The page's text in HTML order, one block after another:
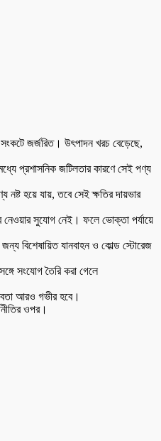
সংকটে জর্জরিত। উৎপাদন খরচ বেড়েছে,
প্রশাসনিক জটিলতার কারণে সেই পণ্য
হয়ে যায়, তবে সেই ক্ষতির দায়ভার
নেওয়ার সুযোগ নেই। ফলে ভোক্তা পর্যায়ে
বিশেষায়িত যানবাহন ও কোল্ড স্টোরেজ
সংযোগ তৈরি করা গেলে
আরও গভীর হবে।
ওপর।